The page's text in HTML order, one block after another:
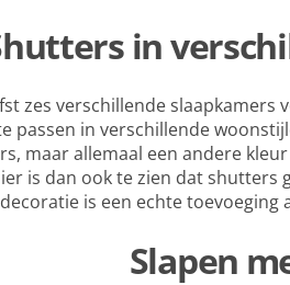
in
zes verschillende slaapkamers
passen in verschillende
maar allemaal een andere
is dan ook te zien dat shutters
is een echte
Slapen